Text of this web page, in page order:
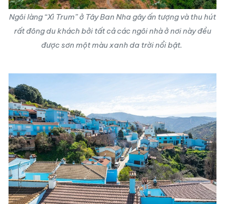
Ngôi làng “Xì Trum” ở Tây Ban Nha gây ấn tượng và thu hút
rất đông du khách bởi tất cả các ngôi nhà ở nơi này đều
được sơn một màu xanh da trời nổi bật.